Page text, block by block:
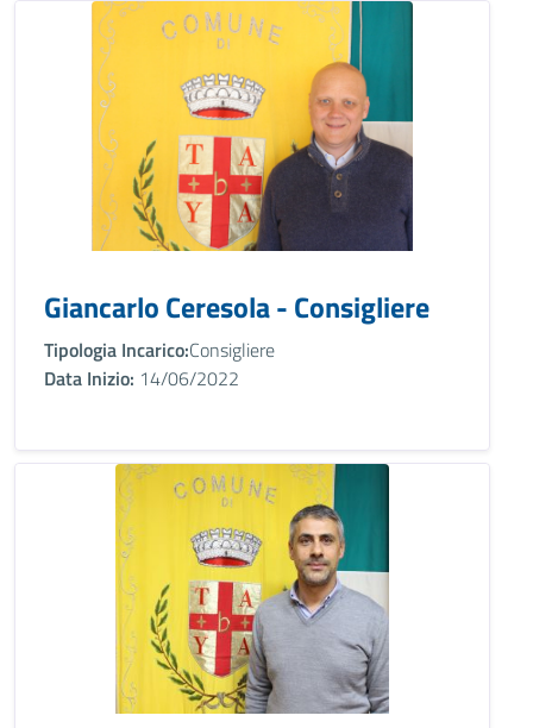
Giancarlo Ceresola - Consigliere
Tipologia Incarico:Consigliere
Data Inizio: 14/06/2022